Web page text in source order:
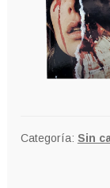
Categoría: Sin